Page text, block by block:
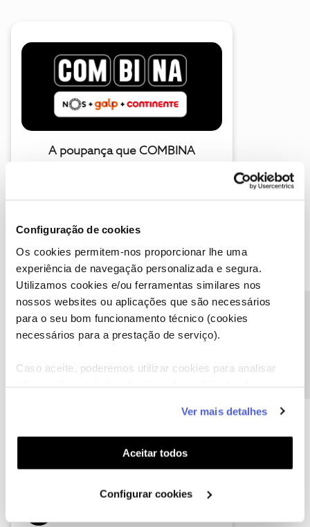
Configuração de cookies
Os cookies permitem-nos proporcionar lhe uma
experiência de navegação personalizada e segura.
Utilizamos cookies e/ou ferramentas similares nos
nossos websites ou aplicações que são necessários
para o seu bom funcionamento técnico (cookies
necessários para a prestação de serviço).
Caso aceite, poderemos utilizar cookies para analisar
funcionalidades (cookies de personalização e
funcionalidade) e adaptar anúncios aos seus interesses
(cookies de publicidade personalizada). Pode gerir a
utilização dos cookies clicando em "Configurar
Ver mais detalhes
Aceitar todos
Configurar cookies
A poupança que COMBINA
Descubra as novidades de junho
Hall of Fame de junho